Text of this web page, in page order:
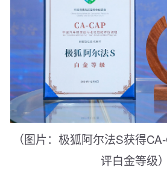
（图片：极狐阿尔法S获得
评白金等级）